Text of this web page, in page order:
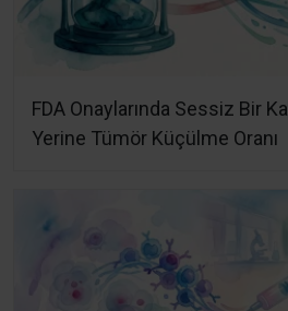
FDA Onaylarında Sessiz Bir
Yerine Tümör Küçülme Oranı